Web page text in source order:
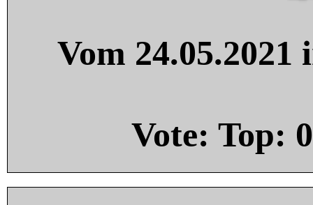
Vom
Vote: Top: 0